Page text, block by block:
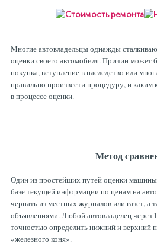
Многие автовладельцы однажды
оценки своего автомобиля. Причин
покупка, вступление в наследство или
правильно произвести процедуру, и каким
в процессе оценки.
Метод
Один из простейших путей оценки
базе текущей информации по ценам на
черпать из местных журналов или газет, а
объявлениями. Любой автовладелец через
точностью определить нижний и верхний
«железного коня».
Топливная система
Тормозная система
Автоэлектрика
МАСЛО
ТОРМОЗНАЯ ЖИДКОСТЬ
АНТИФРИЗ
РОЛИКИ
ТОРМОЗНЫЕ КОЛОДКИ